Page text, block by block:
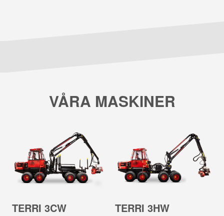
VÅRA MASKINER
TERRI 3CW TERRI 3HW